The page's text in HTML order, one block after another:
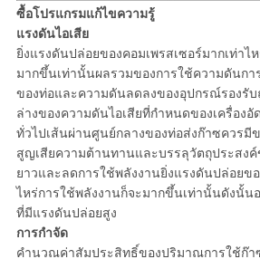
ซื้อโปรแกรมแก้ไขความรู้
แรงดันไอเสีย
ยิ่งแรงดันปล่อยของคอมเพรสเซอร์มากเท่าไ
มากขึ้นเท่านั้นผลรวมของการใช้ความดันก
ของท่อและความดันลดลงของอุปกรณ์รองรั
ล่างของความดันไอเสียที่กำหนดของเครื่อง
ทั่วไปเส้นผ่านศูนย์กลางของท่อส่งก๊าซควร
สูญเสียความต้านทานและบรรลุวัตถุประสงค์
ยาวและลดการใช้พลังงานยิ่งแรงดันปล่อยขอ
ไหร่การใช้พลังงานก็จะมากขึ้นเท่านั้นดังนั้นอ
ที่มีแรงดันปล่อยสูง
การกำจัด
คำนวณค่าสัมประสิทธิ์ของปริมาณการใช้ก๊า